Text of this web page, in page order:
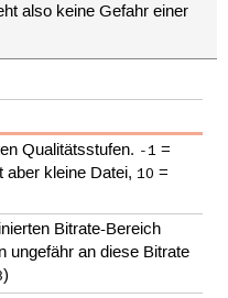
also keine Gefahr einer
Qualitätsstufen. -1 =
aber kleine Datei, 10 =
Bitrate-Bereich
ungefähr an diese Bitrate
)